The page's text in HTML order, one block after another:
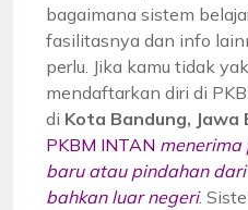
bagaimana sistem
fasilitasnya dan info
perlu. Jika kamu tidak
mendaftarkan diri di
di Kota Bandung, Jawa
PKBM INTAN
baru atau pindahan
bahkan luar negeri.